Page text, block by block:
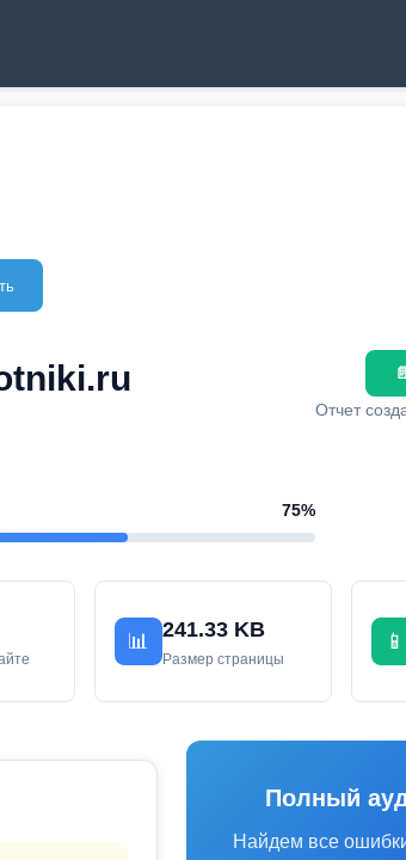
75%
Отчет
📊
241.33 KB
Размер страницы
📱
Полный
Найдем все